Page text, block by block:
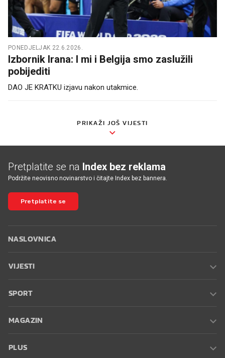
PONEDJELJAK 22.6.2026.
Izbornik Irana: I mi i Belgija smo zaslužili
pobijediti
DAO JE KRATKU izjavu nakon utakmice.
PRIKAŽI JOŠ VIJESTI
Pretplatite se na Index bez reklama
Podržite neovisno novinarstvo i čitajte Index bez bannera.
Pretplatite se
NASLOVNICA
VIJESTI
SPORT
MAGAZIN
PLUS